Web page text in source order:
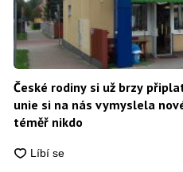
České rodiny si už brzy
unie si na nás vymyslela
téměř nikdo